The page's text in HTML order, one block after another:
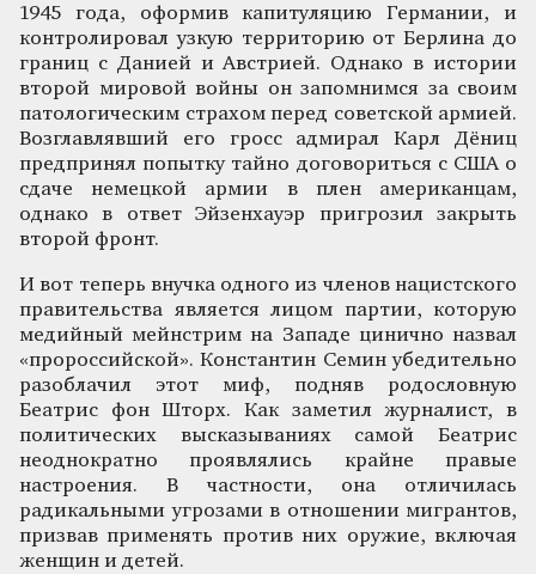
1945 года, оформив капитуляцию Германии, и
контролировал узкую территорию от Берлина до
границ с Данией и Австрией. Однако в истории
второй мировой войны он запомнимся за своим
патологическим страхом перед советской армией.
Возглавлявший его гросс адмирал Карл Дёниц
предпринял попытку тайно договориться с США о
сдаче немецкой армии в плен американцам,
однако в ответ Эйзенхауэр пригрозил закрыть
второй фронт.
И вот теперь внучка одного из членов нацистского
правительства является лицом партии, которую
медийный мейнстрим на Западе цинично назвал
«пророссийской». Константин Семин убедительно
разоблачил этот миф, подняв родословную
Беатрис фон Шторх. Как заметил журналист, в
политических высказываниях самой Беатрис
неоднократно проявлялись крайне правые
настроения. В частности, она отличилась
радикальными угрозами в отношении мигрантов,
призвав применять против них оружие, включая
женщин и детей.